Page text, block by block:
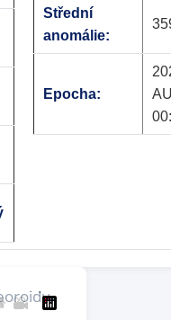
Střední
anomálie:
Epocha: